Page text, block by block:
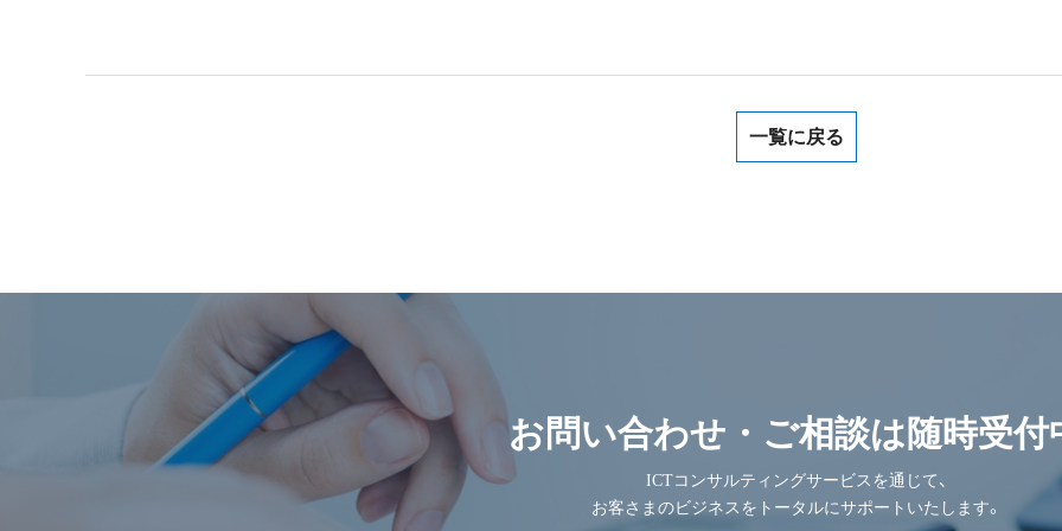
一覧に戻る
お問い合わせ・ご相談は随時受付
ICTコンサルティングサービスを通じて、
お客さまのビジネスを トータルにサポートいたします。